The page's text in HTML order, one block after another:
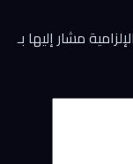
مشار إليها بـ